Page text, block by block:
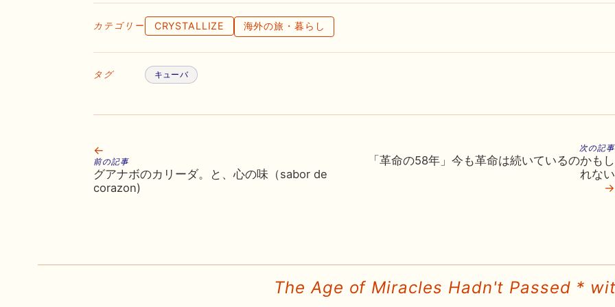
カテゴリー CRYSTALLIZE 海外の旅・暮らし
タグ キューバ
←
前の記事
グアナボのカリーダ。と、心の味（sabor de
corazon)
次の記事
「革命の58年」今も革命は続いているのかもし
れない
→
The Age of Miracles Hadn't Passed *